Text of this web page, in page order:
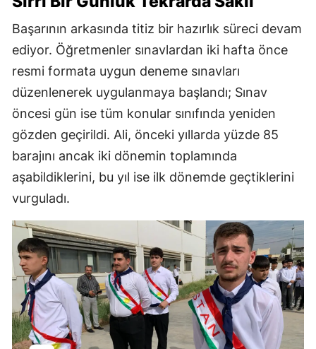
Başarının arkasında titiz bir hazırlık süreci devam
ediyor. Öğretmenler sınavlardan iki hafta önce
resmi formata uygun deneme sınavları
düzenlenerek uygulanmaya başlandı; Sınav
öncesi gün ise tüm konular sınıfında yeniden
gözden geçirildi. Ali, önceki yıllarda yüzde 85
barajını ancak iki dönemin toplamında
aşabildiklerini, bu yıl ise ilk dönemde geçtiklerini
vurguladı.